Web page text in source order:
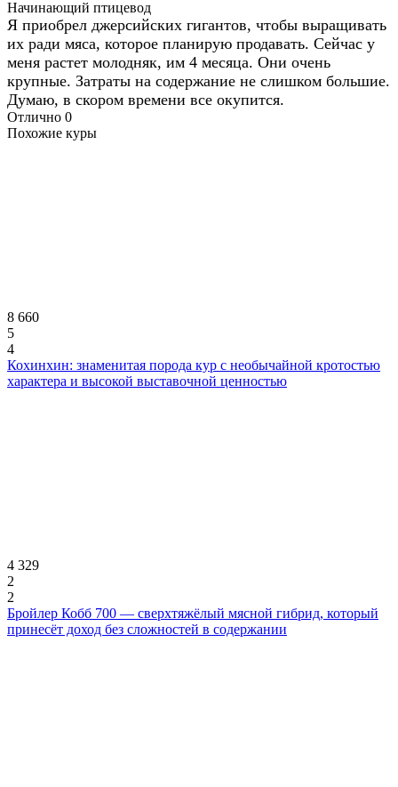
Начинающий птицевод
Я приобрел джерсийских гигантов, чтобы выращивать
их ради мяса, которое планирую продавать. Сейчас у
меня растет молодняк, им 4 месяца. Они очень
крупные. Затраты на содержание не слишком большие.
Думаю, в скором времени все окупится.
Отлично 0
Похожие куры
8 660
5
4
Кохинхин: знаменитая порода кур с необычайной кротостью
характера и высокой выставочной ценностью
4 329
2
2
Бройлер Кобб 700 — сверхтяжёлый мясной гибрид, который
принесёт доход без сложностей в содержании